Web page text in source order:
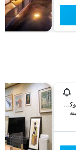
634 Miyajima-Cho, هاتسوكايتشي, اليابان